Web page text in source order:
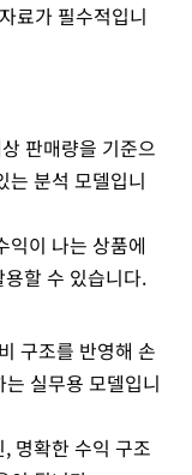
료가 필수적입니
판매량을 기준으
는 분석 모델입니
익이 나는 상품에
할 수 있습니다.
구조를 반영해 손
실무용 모델입니
, 명확한 수익 구조